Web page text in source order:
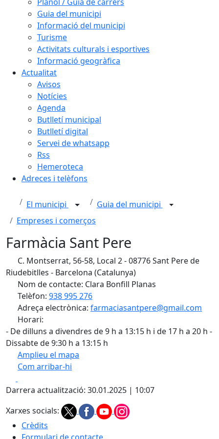
Guia del municipi
Informació del municipi
Turisme
Activitats culturals i esportives
Informació geogràfica
Actualitat
Avisos
Notícies
Agenda
Butlletí municipal
Butlletí digital
Servei de whatsapp
Rss
Hemeroteca
Adreces i telèfons
El municipi
Guia del municipi
Empreses i comerços
Farmàcia Sant Pere
C. Montserrat, 56-58, Local 2 - 08776 Sant Pere de
Riudebitlles - Barcelona (Catalunya)
Nom de contacte: Clara Bonfill Planas
Telèfon: 938 995 276
Adreça electrònica: farmaciasantpere@gmail.com
Horari:
- De dilluns a divendres de 9 h a 13:15 h i de 17 h a 20 h -
Dissabte de 9:30 h a 13:15 h
Amplieu el mapa
Com arribar-hi
+
Darrera actualització: 30.01.2025 | 10:07
Xarxes socials:
Crèdits